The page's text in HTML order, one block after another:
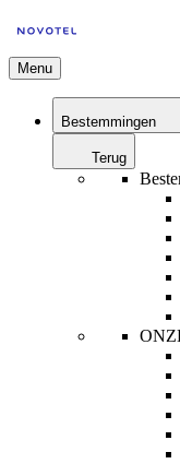
Menu
Bestemmingen
Terug